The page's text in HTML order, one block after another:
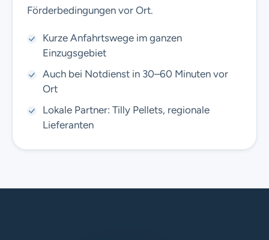
Förderbedingungen vor Ort.
Kurze Anfahrtswege im ganzen
Einzugsgebiet
Auch bei Notdienst in 30–60 Minuten vor
Ort
Lokale Partner: Tilly Pellets, regionale
Lieferanten